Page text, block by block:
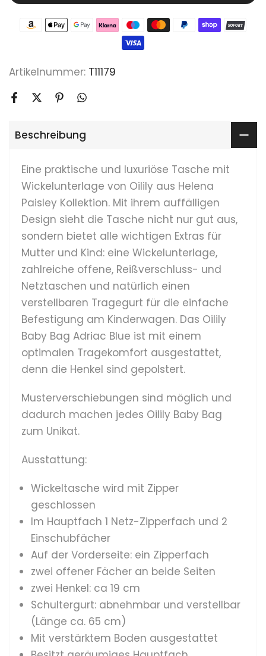
Artikelnummer: T11179
Beschreibung
Eine praktische und luxuriöse Tasche mit
Wickelunterlage von Oilily aus Helena
Paisley Kollektion. Mit ihrem auffälligen
Design sieht die Tasche nicht nur gut aus,
sondern bietet alle wichtigen Extras für
Mutter und Kind: eine Wickelunterlage,
zahlreiche offene, Reißverschluss- und
Netztaschen und natürlich einen
verstellbaren Tragegurt für die einfache
Befestigung am Kinderwagen. Das Oilily
Baby Bag Adriac Blue ist mit einem
optimalen Tragekomfort ausgestattet,
denn die Henkel sind gepolstert.
Musterverschiebungen sind möglich und
dadurch machen jedes Oilily Baby Bag
zum Unikat.
Ausstattung:
Wickeltasche wird mit Zipper
geschlossen
Im Hauptfach 1 Netz-Zipperfach und 2
Einschubfächer
Auf der Vorderseite: ein Zipperfach
zwei offener Fächer an beide Seiten
zwei Henkel: ca 19 cm
Schultergurt: abnehmbar und verstellbar
(Länge ca. 65 cm)
Mit verstärktem Boden ausgestattet